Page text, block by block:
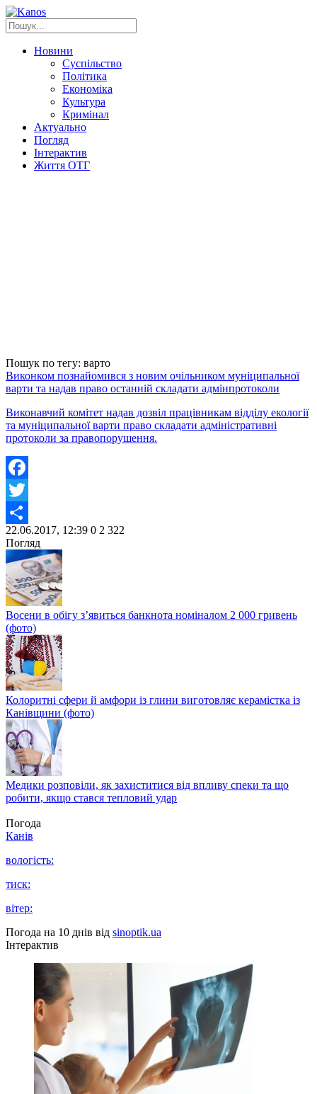
Новини
Суспільство
Політика
Економіка
Культура
Кримінал
Актуально
Погляд
Інтерактив
Життя ОТГ
Пошук по тегу: варто
Виконком познайомився з новим очільником муніципальної
варти та надав право останній складати адмінпротоколи
Виконавчий комітет надав дозвіл працівникам відділу екології
та муніципальної варти право складати адміністративні
протоколи за правопорушення.
Facebook
Twitter
Share
22.06.2017, 12:39 0 2 322
Погляд
Восени в обігу з’явиться банкнота номіналом 2 000 гривень
(фото)
Колоритні сфери й амфори із глини виготовляє керамістка із
Канівщини (фото)
Медики розповіли, як захиститися від впливу спеки та що
робити, якщо стався тепловий удар
Погода
Канів
вологість:
тиск:
вітер:
Погода на 10 днів від sinoptik.ua
Інтерактив